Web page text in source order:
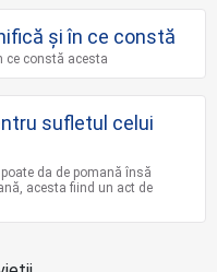
și în ce constă
ce constă acesta
sufletul celui
da de pomană însă
acesta fiind un act de